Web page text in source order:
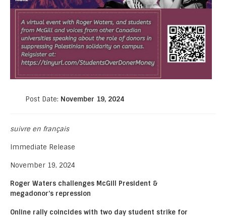
Post Date: November 19, 2024
suivre en français
Immediate Release
November 19, 2024
Roger Waters challenges McGill President &
megadonor’s repression
Online rally coincides with two day student strike for